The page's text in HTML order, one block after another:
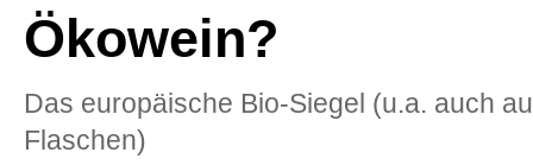
Ökowein?
Das europäische Bio-Siegel (u.a. auch
Flaschen)